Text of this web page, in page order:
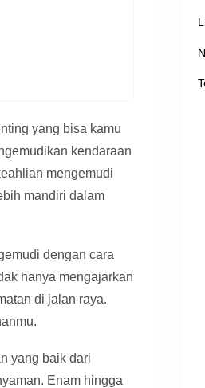
yang bisa kamu
kendaraan
mengemudi
mandiri dalam
dengan cara
hanya mengajarkan
di jalan raya.
yang baik dari
Enam hingga